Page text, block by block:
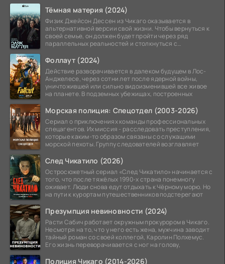
Тёмная материя (2024)
Физик Джейсон Дессен из Чикаго оказывается в
альтернативной версии свой жизни. Чтобы вернуться к
своей семье, он должен будет пройти через ряд
параллельных реальностей и столкнуться с
Фоллаут (2024)
Действие разворачивается в далеком будущем в Лос-
Анджелесе, через сотни лет после ядерной войны,
уничтожившей или сильно видоизменившей все живое
на планете. В подземных убежищах, построенных
Морская полиция: Спецотдел (2003-2026)
Сериал о приключениях команды профессиональных
спецагентов. Их миссия - расследовать преступления,
которые каким-то образом связаны со служащими
морской пехоты. Группу следователей возглавляет
След Чикатило (2026)
Остросюжетный сериал «След Чикатило» начинается с
того, что после тяжёлых 1990-х страна понемногу
оживает. Люди снова едут отдыхать к Чёрному морю. Но
на пути к курортам путешественников подстерегают
Презумпция невиновности (2024)
Расти Сабич работает окружным прокурором в Чикаго.
Несмотря на то, что у него есть жена, мужчина заводит
тайный роман со своей коллегой, Каролин Полхемус.
Его жизнь переворачивается с ног на голову,
Полиция Чикаго (2014-2026)